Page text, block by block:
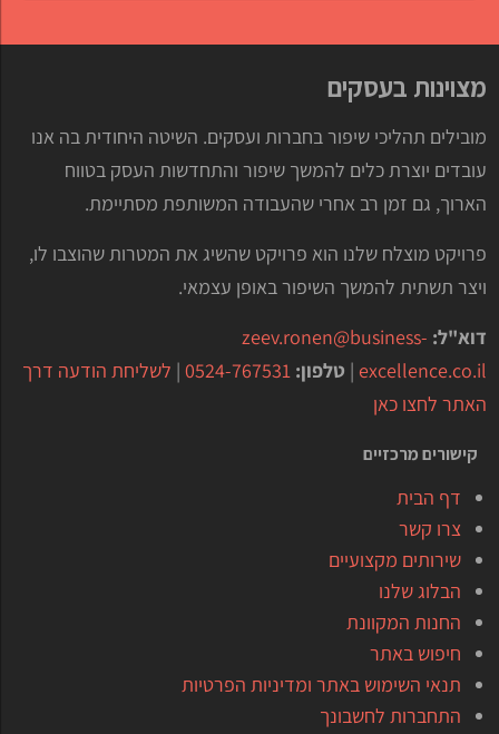
מצוינות בעסקים
מובילים תהליכי שיפור בחברות ועסקים. השיטה היחודית בה אנו
עובדים יוצרת כלים להמשך שיפור והתחדשות העסק בטווח
הארוך, גם זמן רב אחרי שהעבודה המשותפת מסתיימת.
פרויקט מוצלח שלנו הוא פרויקט שהשיג את המטרות שהוצבו לו,
ויצר תשתית להמשך השיפור באופן עצמאי.
דוא"ל: zeev.ronen@business-
excellence.co.il
| טלפון: 0524-767531
| לשליחת הודעה דרך
האתר לחצו כאן
קישורים מרכזיים
דף הבית
צרו קשר
שירותים מקצועיים
הבלוג שלנו
החנות המקוונת
חיפוש באתר
תנאי השימוש באתר ומדיניות הפרטיות
התחברות לחשבונך